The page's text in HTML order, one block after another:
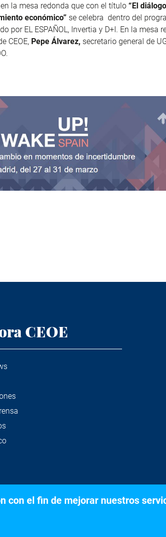
la mesa redonda que con el título “El
económico” se celebra dentro del
por EL ESPAÑOL, Invertia y D+I. En la mesa
CEOE, Pepe Álvarez, secretario general de
CEOE
con el fin de mejorar nuestros